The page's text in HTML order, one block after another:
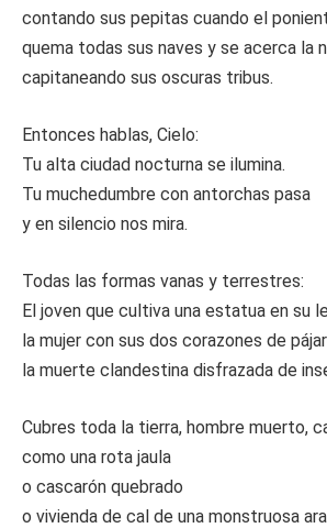
contando sus pepitas cuando el
quema todas sus naves y se acerca la
capitaneando sus oscuras tribus.
Entonces hablas, Cielo:
Tu alta ciudad nocturna se ilumina.
Tu muchedumbre con antorchas pasa
y en silencio nos mira.
Todas las formas vanas y terrestres:
El joven que cultiva una estatua en su
la mujer con sus dos corazones de
la muerte clandestina disfrazada de
Cubres toda la tierra, hombre muerto,
como una rota jaula
o cascarón quebrado
o vivienda de cal de una monstruosa